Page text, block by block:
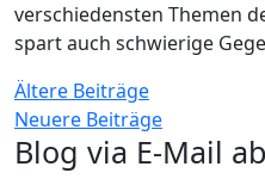
verschiedensten Themen
spart auch schwierige
Beitragsnavigation
Ältere Beiträge
Neuere Beiträge
Blog via E-Mail